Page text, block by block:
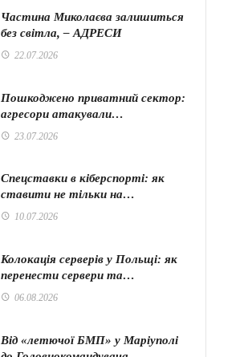
Частина Миколаєва залишиться
без світла, – АДРЕСИ
22.07.2026
Пошкоджено приватний сектор:
агресори атакували…
23.07.2026
Спецставки в кіберспорті: як
ставити не тільки на…
10.07.2026
Колокація серверів у Польщі: як
перенести сервери та…
06.08.2026
Від «летючої БМП» у Маріуполі